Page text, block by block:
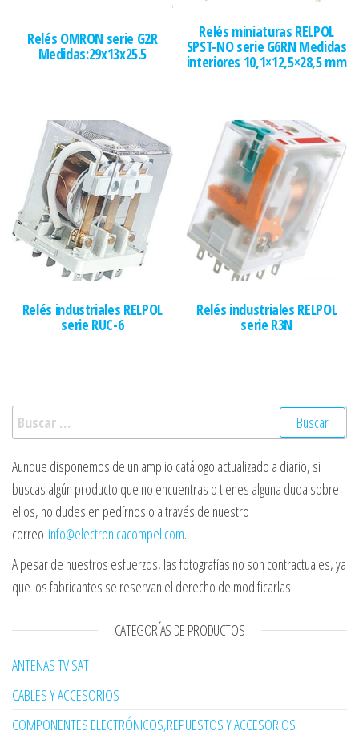
Relés OMRON serie G2R
Medidas:29x13x25.5
Relés miniaturas RELPOL
SPST-NO serie G6RN Medidas
interiores 10,1×12,5×28,5 mm
Relés industriales RELPOL
serie RUC-6
Relés industriales RELPOL
serie R3N
Buscar:
Aunque disponemos de un amplio catálogo actualizado a diario, si
buscas algún producto que no encuentras o tienes alguna duda sobre
ellos, no dudes en pedírnoslo a través de nuestro
correo info@electronicacompel.com.
A pesar de nuestros esfuerzos, las fotografías no son contractuales, ya
que los fabricantes se reservan el derecho de modificarlas.
CATEGORÍAS DE PRODUCTOS
ANTENAS TV SAT
CABLES Y ACCESORIOS
COMPONENTES ELECTRÓNICOS,REPUESTOS Y ACCESORIOS